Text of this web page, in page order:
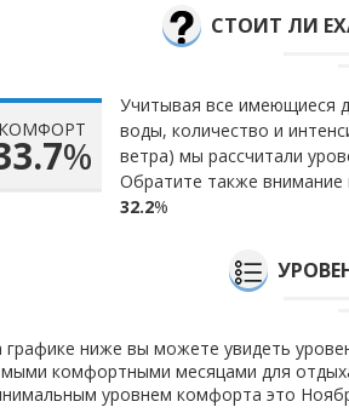
СТОИТ ЛИ
КОМФОРТ
%
Учитывая все имеющиеся
воды, количество и
ветра) мы рассчитали
Обратите также внимание
32.2%
графике ниже вы можете увидеть
комфортными месяцами для
уровнем комфорта это